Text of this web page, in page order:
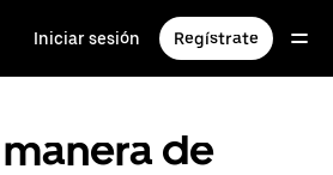
Iniciar sesión Regístrate
de